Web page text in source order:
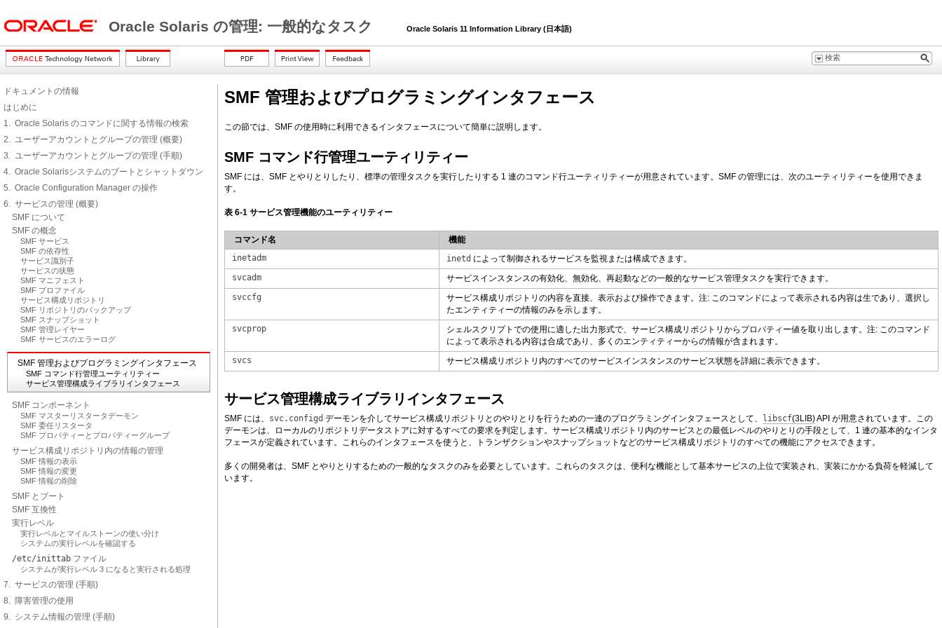
Oracle Solaris の管理: 一般的なタスク Oracle Solaris 11 Information Library (日本語)
ドキュメントの情報
はじめに
1. Oracle Solaris のコマンドに関する情報の検索
2. ユーザーアカウントとグループの管理 (概要)
3. ユーザーアカウントとグループの管理 (手順)
4. Oracle Solarisシステムのブートとシャットダウン
5. Oracle Configuration Manager の操作
6. サービスの管理 (概要)
SMF について
SMF の概念
SMF サービス
SMF の依存性
サービス識別子
サービスの状態
SMF マニフェスト
SMF プロファイル
サービス構成リポジトリ
SMF リポジトリのバックアップ
SMF スナップショット
SMF 管理レイヤー
SMF サービスのエラーログ
SMF 管理およびプログラミングインタフェース
SMF コマンド行管理ユーティリティー
サービス管理構成ライブラリインタフェース
SMF コンポーネント
SMF マスターリスタータデーモン
SMF 委任リスタータ
SMF プロパティーとプロパティーグループ
サービス構成リポジトリ内の情報の管理
SMF 情報の表示
SMF 情報の変更
SMF 情報の削除
SMF とブート
SMF 互換性
実行レベル
実行レベルとマイルストーンの使い分け
システムの実行レベルを確認する
/etc/inittab ファイル
システムが実行レベル 3 になると実行される処理
7. サービスの管理 (手順)
8. 障害管理の使用
9. システム情報の管理 (手順)
SMF 管理およびプログラミングインタフェース
この節では、SMF の使用時に利用できるインタフェースについて簡単に説明します。
SMF コマンド行管理ユーティリティー
SMF には、SMF とやりとりしたり、標準の管理タスクを実行したりする 1 連のコマンド行ユーティリティーが用意されています。SMF の管理には、次のユーティリティーを使用できま
す。
表 6-1 サービス管理機能のユーティリティー
コマンド名
機能
inetadm
inetd によって制御されるサービスを監視または構成できます。
svcadm
サービスインスタンスの有効化、無効化、再起動などの一般的なサービス管理タスクを実行できます。
svccfg
サービス構成リポジトリの内容を直接、表示および操作できます。注: このコマンドによって表示される内容は生であり、選択し
たエンティティーの情報のみを示します。
svcprop
シェルスクリプトでの使用に適した出力形式で、サービス構成リポジトリからプロパティー値を取り出します。注: このコマンド
によって表示される内容は合成であり、多くのエンティティーからの情報が含まれます。
svcs
サービス構成リポジトリ内のすべてのサービスインスタンスのサービス状態を詳細に表示できます。
サービス管理構成ライブラリインタフェース
SMF には、 svc.configd デーモンを介してサービス構成リポジトリとのやりとりを行うための一連のプログラミングインタフェースとして、 libscf(3LIB)API が用意されています。この
デーモンは、ローカルのリポジトリデータストアに対するすべての要求を判定します。サービス構成リポジトリ内のサービスとの最低レベルのやりとりの手段として、1 連の基本的なインタ
フェースが定義されています。これらのインタフェースを使うと、トランザクションやスナップショットなどのサービス構成リポジトリのすべての機能にアクセスできます。
多くの開発者は、SMF とやりとりするための一般的なタスクのみを必要としています。これらのタスクは、便利な機能として基本サービスの上位で実装され、実装にかかる負荷を軽減して
います。